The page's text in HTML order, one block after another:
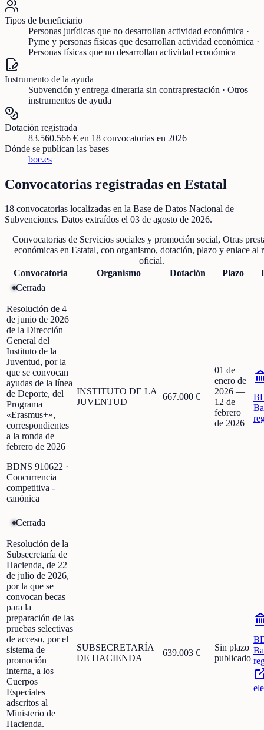
Tipos de beneficiario
Personas jurídicas que no desarrollan actividad económica ·
Pyme y personas físicas que desarrollan actividad económica ·
Personas físicas que no desarrollan actividad económica
Instrumento de la ayuda
Subvención y entrega dineraria sin contraprestación · Otros
instrumentos de ayuda
Dotación registrada
83.560.566 € en 18 convocatorias en 2026
Dónde se publican las bases
boe.es
Convocatorias registradas en Estatal
18 convocatorias localizadas en la Base de Datos Nacional de
Subvenciones. Datos extraídos el 03 de agosto de 2026.
Convocatorias de Servicios sociales y promoción social, Otras
económicas en Estatal, con organismo, dotación, plazo y enlace al
oficial.
Convocatoria
Organismo Dotación Plazo
Cerrada
Resolución de 4
de junio de 2026
de la Dirección
General del
Instituto de la
Juventud, por la
que se convocan
ayudas de la línea
de Deporte, del
Programa
«Erasmus+»,
correspondientes
a la ronda de
febrero de 2026
BDNS 910622 ·
Concurrencia
competitiva -
canónica
INSTITUTO DE LA
JUVENTUD
667.000 €
01 de
enero de
2026 —
12 de
febrero
de 2026
Cerrada
Resolución de la
Subsecretaría de
Hacienda, de 22
de julio de 2026,
por la que se
convocan becas
para la
preparación de las
pruebas selectivas
de acceso, por el
sistema de
promoción
interna, a los
Cuerpos
Especiales
adscritos al
Ministerio de
Hacienda.
SUBSECRETARÍA
DE HACIENDA
639.003 €
Sin plazo
publicado